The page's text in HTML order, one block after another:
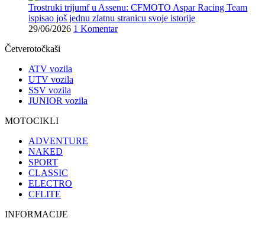
Trostruki trijumf u Assenu: CFMOTO Aspar Racing Team
ispisao još jednu zlatnu stranicu svoje istorije
29/06/2026 1 Komentar
Četverotočkaši
ATV vozila
UTV vozila
SSV vozila
JUNIOR vozila
MOTOCIKLI
ADVENTURE
NAKED
SPORT
CLASSIC
ELECTRO
CFLITE
INFORMACIJE